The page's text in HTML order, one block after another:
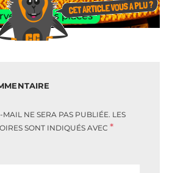
MAIL NE SERA PAS PUBLIÉE. LES
SONT INDIQUÉS AVEC *